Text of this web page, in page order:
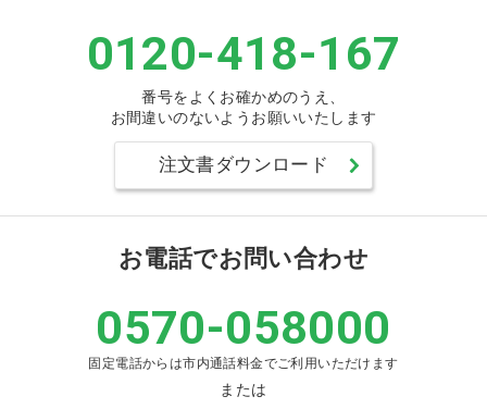
0120-418-167
番号をよくお確かめのうえ、
お間違いのないようお願いいたします
注文書ダウンロード
お電話でお問い合わせ
0570-058000
固定電話からは市内通話料金でご利用いただけます
または